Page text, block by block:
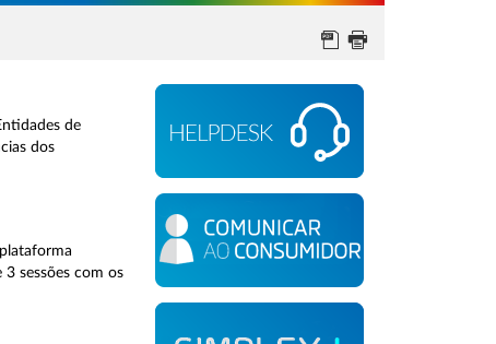
de
dos
sessões com os